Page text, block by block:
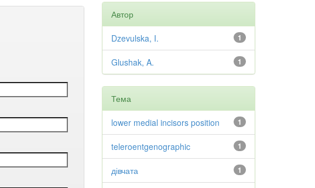
Автор
1
Dzevulska, I.
1
Glushak, A.
Тема
1
lower medial incisors position
1
teleroentgenographic
1
дівчата